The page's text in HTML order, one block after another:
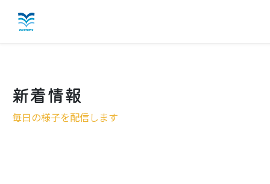
施設概要
入所案内
新着情報
毎日の様子を配信します